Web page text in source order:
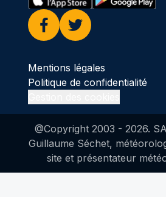
Facebook
Twitter
Mentions légales
Politique de confidentialité
@Copyright 2003 - 2026.
Guillaume Séchet,
site et présentateur